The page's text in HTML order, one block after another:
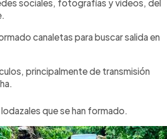
sociales, fotografías y videos, del
canaletas para buscar salida en
principalmente de transmisión
que se han formado.